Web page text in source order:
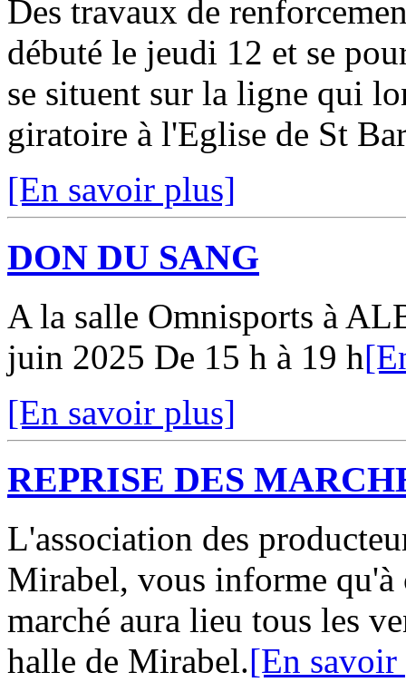
Des travaux de
débuté le jeudi 12 et se
se situent sur la ligne qui
giratoire à l'Eglise de St
[En savoir plus]
DON DU SANG
A la salle Omnisports à
juin 2025 De 15 h à 19 h
[En savoir plus]
REPRISE DES
L'association des
Mirabel, vous informe
marché aura lieu tous les
halle de Mirabel.[En